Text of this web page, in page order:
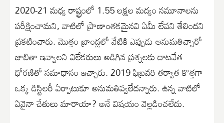
2020-21 మధ్య రాష్ట్రంలో 1.55 లక్షల మద్యం నమూనాలను
పరీక్షించామని, వాటిలో ప్రాణాంతకమైనవి ఏమీ లేవని తేలిందని
ప్రకటించారు. మొత్తం బ్రాండ్లలో వేటికి ఎప్పుడు అనుమతిచ్చారో
జాబితా ఇవ్వాలని విలేకరులు అడిగిన ప్రశ్నలకు దాటవేత
ధోరణితో సమాధానం ఇచ్చారు. 2019 ఫిబ్రవరి తర్వాత కొత్తగా
ఒక్క డిస్టిలరీ ఏర్పాటుకూ అనుమతివ్వలేదన్నారు. ఉన్న వాటిలో
ఏవైనా చేతులు మారాయా? అనే విషయం వెల్లడించలేదు.